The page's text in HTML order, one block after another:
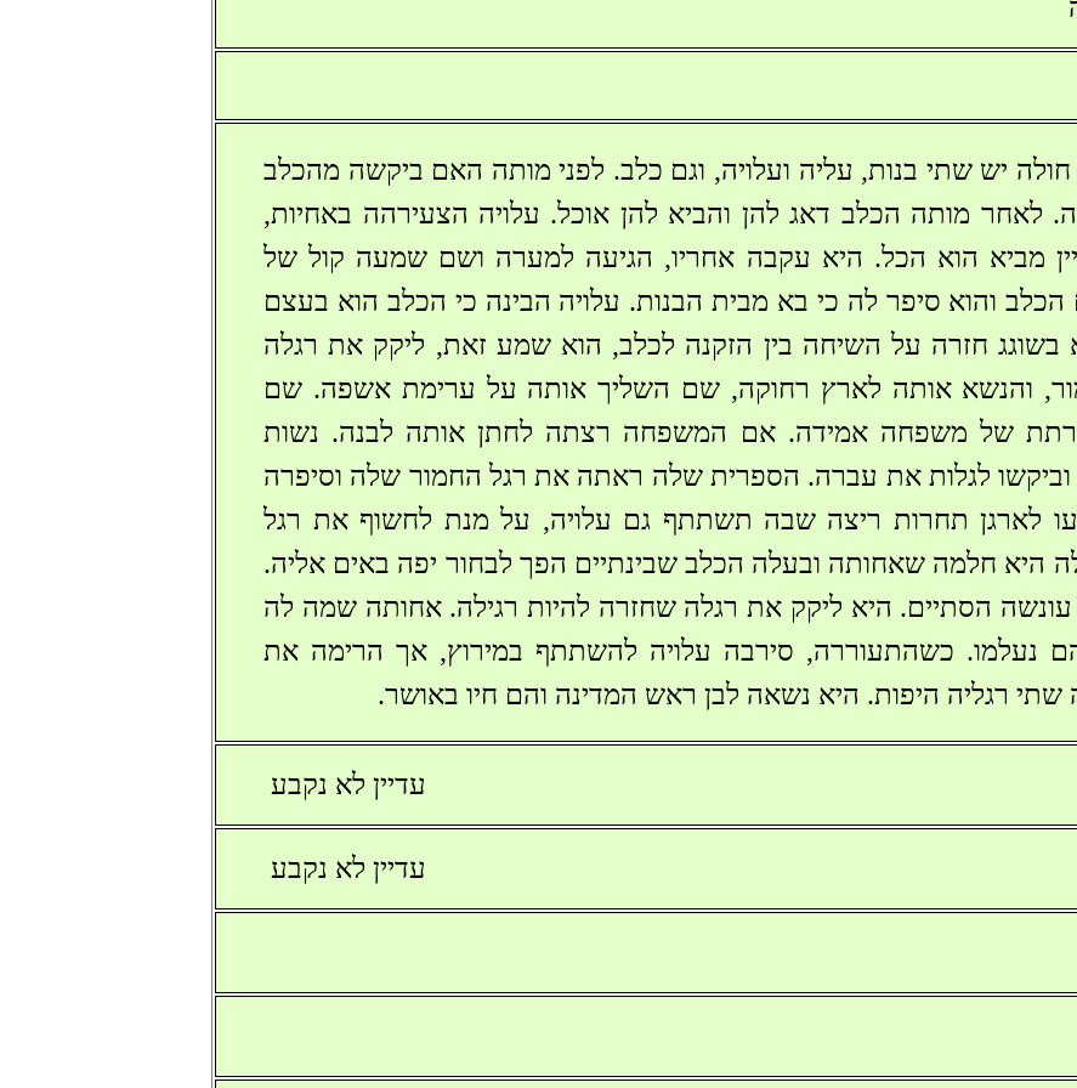
יש שתי בנות, עליה ועלויה, וגם כלב. לפני מותה האם ביקשה מהכלב
לאחר מותה הכלב דאג להן והביא להן אוכל. עלויה הצעירהה באחיות,
מביא הוא הכל. היא עקבה אחריו, הגיעה למערה ושם שמעה קול של
והוא סיפר לה כי בא מבית הבנות. עלויה הבינה כי הכלב הוא בעצם
בשוגג חזרה על השיחה בין הזקנה לכלב, הוא שמע זאת, ליקק את רגלה
והנשא אותה לארץ רחוקה, שם השליך אותה על ערימת אשפה. שם
של משפחה אמידה. אם המשפחה רצתה לחתן אותה לבנה. נשות
וביקשו לגלות את עברה. הספרית שלה ראתה את רגל החמור שלה וסיפרה
לארגן תחרות ריצה שבה תשתתף גם עלויה, על מנת לחשוף את רגל
היא חלמה שאחותה ובעלה הכלב שבינתיים הפך לבחור יפה באים אליה.
הסתיים. היא ליקק את רגלה שחזרה להיות רגילה. אחותה שמה לה
נעלמו. כשהתעוררה, סירבה עלויה להשתתף במירוץ, אך הרימה את
רגליה היפות. היא נשאה לבן ראש המדינה והם חיו באושר.
עדיין לא נקבע
עדיין לא נקבע